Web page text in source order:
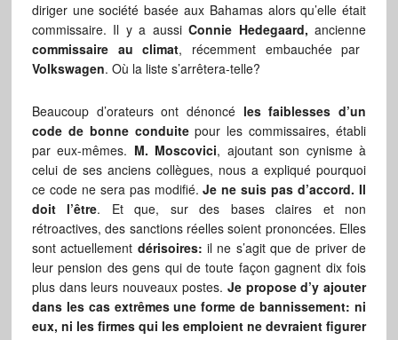
diriger une société basée aux Bahamas alors qu’elle était
commissaire. Il y a aussiConnie Hedegaard, ancienne
commissaire au climat, récemment embauchée par
Volkswagen. Où la liste s’arrêtera-telle?
Beaucoup d’orateurs ont dénoncé les faiblesses d’un
code de bonne conduitepour les commissaires, établi
par eux-mêmes. M. Moscovici, ajoutant son cynisme à
celui de ses anciens collègues, nous a expliqué pourquoi
ce code ne sera pas modifié.Je ne suis pas d’accord. Il
doit l’être. Et que, sur des bases claires et non
rétroactives, des sanctions réelles soient prononcées. Elles
sont actuellement dérisoires: il ne s’agit que de priver de
leur pension des gens qui de toute façon gagnent dix fois
plus dans leurs nouveaux postes. Je propose d’y ajouter
dans les cas extrêmes une forme de bannissement: ni
eux, ni les firmes qui les emploient ne devraient figurer